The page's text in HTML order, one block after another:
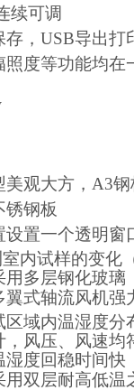
续可调
，USB导出打
照度等功能均在
美观大方，A3
锈钢板
置一个透明窗
内试样的变化
用多层钢化玻璃
翼式轴流风机强
区域内温湿度分
，风压、风速均
湿度回稳时间快
用双层耐高低温